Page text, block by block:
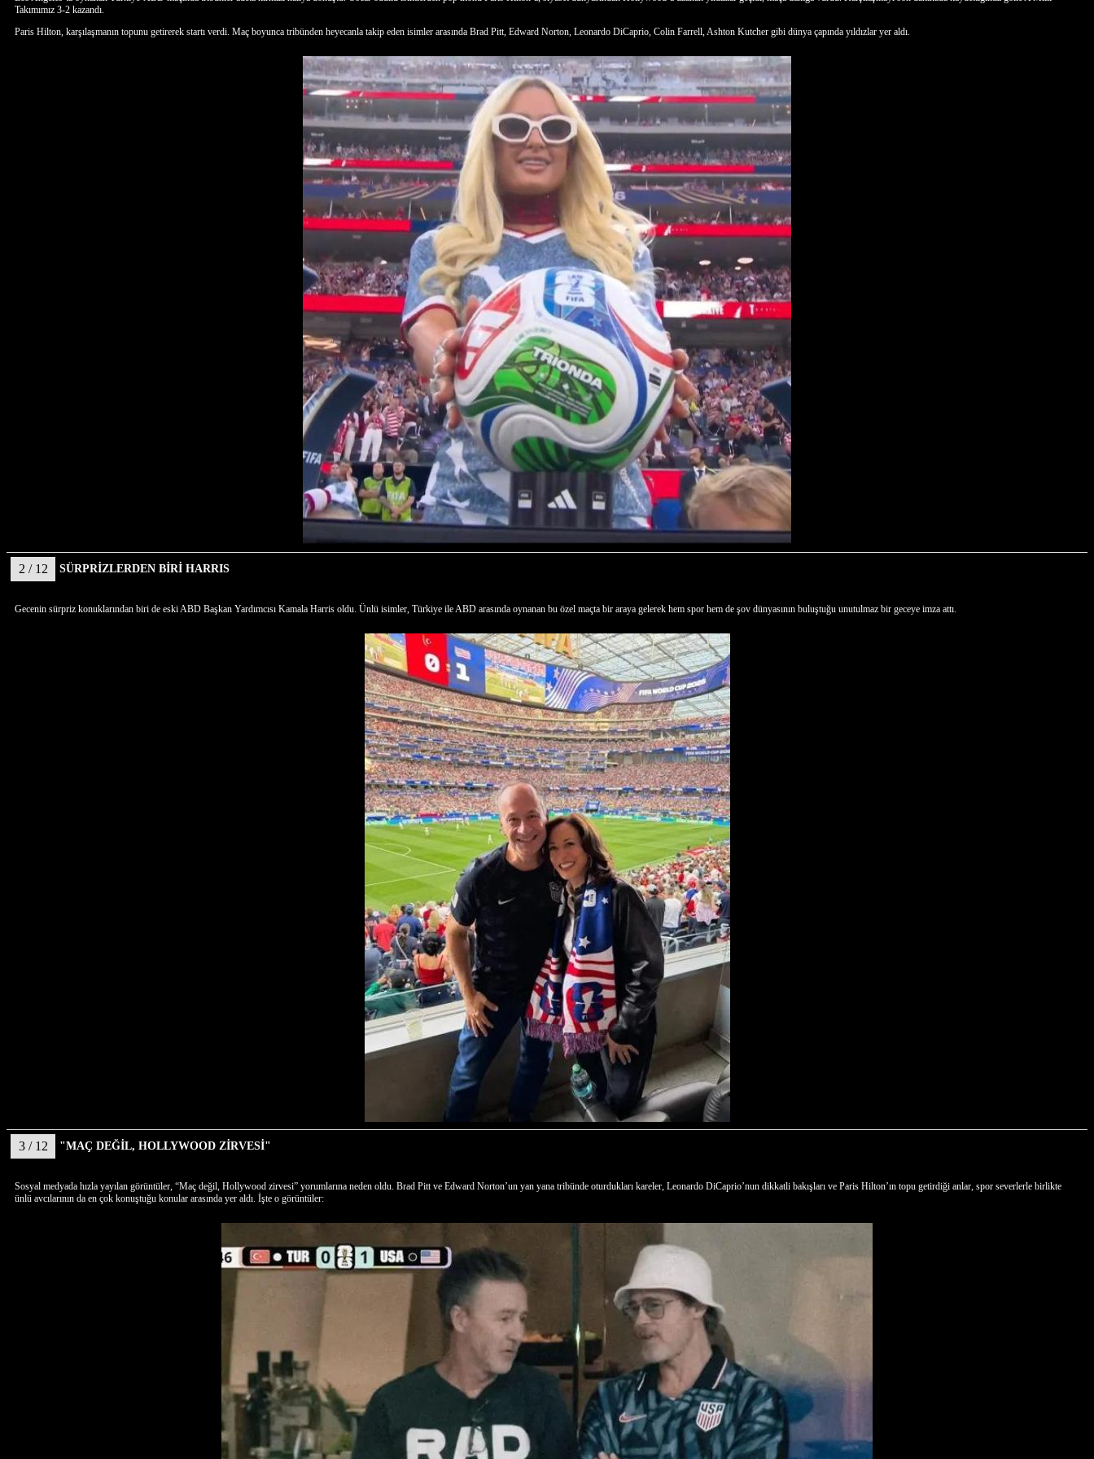
Takımımız 3-2 kazandı.
Paris Hilton, karşılaşmanın topunu getirerek startı verdi. Maç boyunca tribünden heyecanla takip eden isimler arasında Brad Pitt, Edward Norton, Leonardo DiCaprio, Colin Farrell, Ashton Kutcher gibi dünya çapında yıldızlar yer aldı.
2 / 12 SÜRPRİZLERDEN BİRİ HARRIS
Gecenin sürpriz konuklarından biri de eski ABD Başkan Yardımcısı Kamala Harris oldu. Ünlü isimler, Türkiye ile ABD arasında oynanan bu özel maçta bir araya gelerek hem spor hem de şov dünyasının buluştuğu unutulmaz bir geceye imza attı.
3 / 12 "MAÇ DEĞİL, HOLLYWOOD ZİRVESİ"
Sosyal medyada hızla yayılan görüntüler, “Maç değil, Hollywood zirvesi” yorumlarına neden oldu. Brad Pitt ve Edward Norton’un yan yana tribünde oturdukları kareler, Leonardo DiCaprio’nun dikkatli bakışları ve Paris Hilton’ın topu getirdiği anlar, spor severlerle birlikte
ünlü avcılarının da en çok konuştuğu konular arasında yer aldı. İşte o görüntüler: